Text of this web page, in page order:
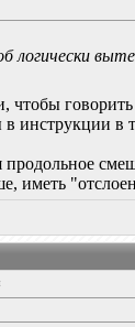
логически
чтобы
инструкции в
продольное
иметь